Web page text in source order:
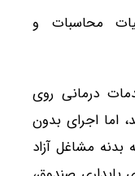
محاسبات و
درمانی روی
اما اجرای بدون
مشاغل آزاد